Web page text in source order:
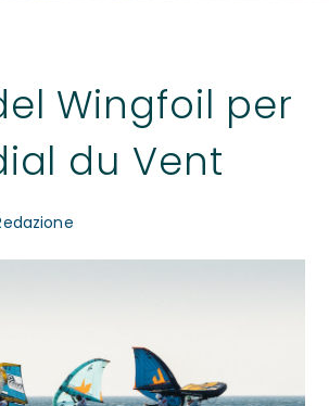
Wingfoil per
du Vent